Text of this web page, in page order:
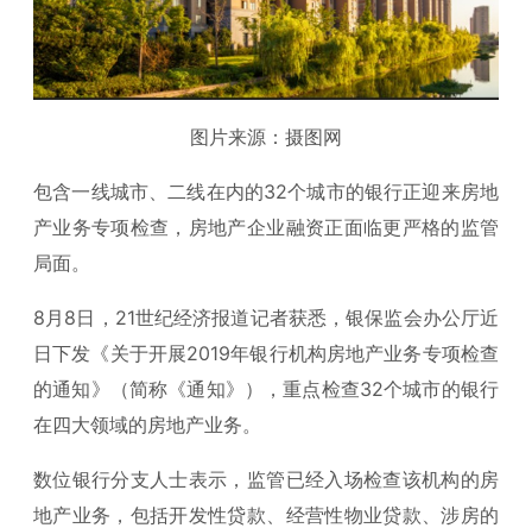
图片来源：摄图网
包含一线城市、二线在内的32个城市的银行正迎来房地
产业务专项检查，房地产企业融资正面临更严格的监管
局面。
8月8日，21世纪经济报道记者获悉，银保监会办公厅近
日下发《关于开展2019年银行机构房地产业务专项检查
的通知》（简称《通知》），重点检查32个城市的银行
在四大领域的房地产业务。
数位银行分支人士表示，监管已经入场检查该机构的房
地产业务，包括开发性贷款、经营性物业贷款、涉房的